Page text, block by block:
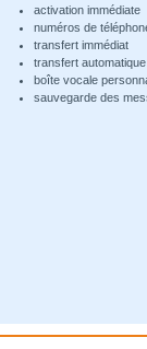
activation immédiate
numéros de
transfert immédiat
transfert
boîte vocale
sauvegarde des